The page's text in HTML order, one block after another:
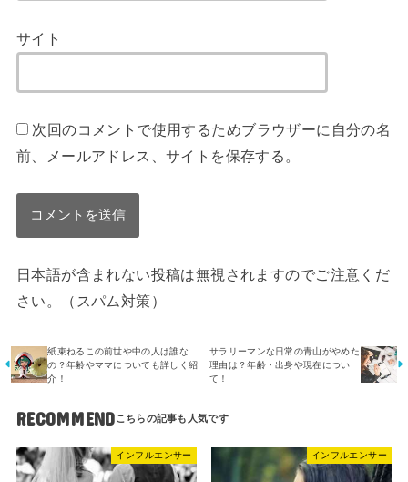
サイト
次回のコメントで使用するためブラウザーに自分の名
前、メールアドレス、サイトを保存する。
日本語が含まれない投稿は無視されますのでご注意くだ
さい。（スパム対策）
紙束ねるこの前世や中の人は誰な
の？年齢やママについても詳しく紹
介！
サラリーマンな日常の青山がやめた
理由は？年齢・出身や現在につい
て！
RECOMMEND
インフルエンサー インフルエンサー